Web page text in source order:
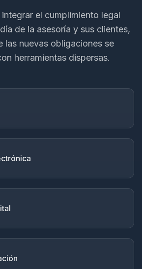
el cumplimiento legal
de la asesoría y sus clientes,
las nuevas obligaciones se
herramientas dispersas.